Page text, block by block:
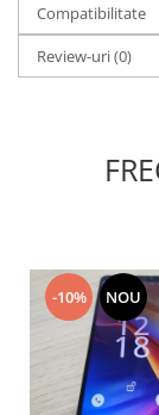
Samsung
Sony
Vodafone
Asus
Lenovo
Samsung
Placi de baza
Compatibilitate
Review-uri(0)
-10% NOU